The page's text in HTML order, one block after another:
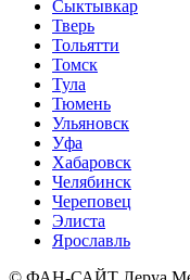
Сыктывкар
Тверь
Тольятти
Томск
Тула
Тюмень
Ульяновск
Уфа
Хабаровск
Челябинск
Череповец
Элиста
Ярославль